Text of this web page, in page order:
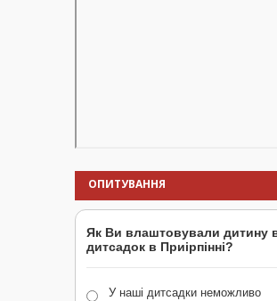
ОПИТУВАННЯ
Як Ви влаштовували дитину
дитсадок в Приірпінні?
У наші дитсадки неможливо